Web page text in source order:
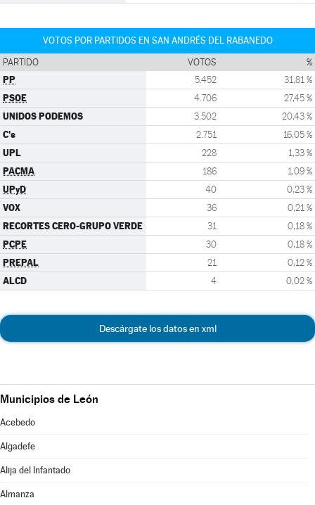
VOTOS POR PARTIDOS EN SAN ANDRÉS DEL RABANEDO
PARTIDO VOTOS %
PP 5.452 31,81 %
PSOE 4.706 27,45 %
UNIDOS PODEMOS 3.502 20,43 %
C's 2.751 16,05 %
UPL 228 1,33 %
PACMA 186 1,09 %
UPyD 40 0,23 %
VOX 36 0,21 %
RECORTES CERO-GRUPO VERDE 31 0,18 %
PCPE 30 0,18 %
PREPAL 21 0,12 %
ALCD 4 0,02 %
Descárgate los datos en xml
Municipios de León
Acebedo
Algadefe
Alija del Infantado
Almanza